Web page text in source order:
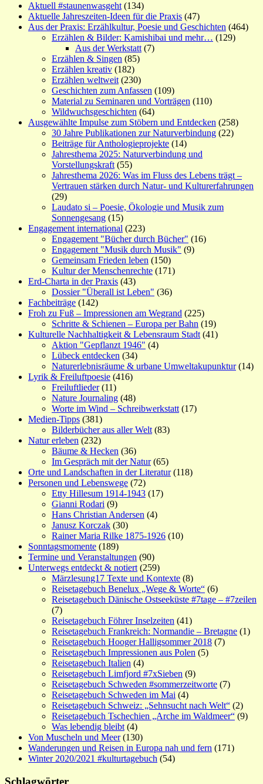
Aktuell #staunenwasgeht (134)
Aktuelle Jahreszeiten-Ideen für die Praxis (47)
Aus der Praxis: Erzählkultur, Poesie und Geschichten (464)
Erzählen & Bilder: Kamishibai und mehr… (129)
Aus der Werkstatt (7)
Erzählen & Singen (85)
Erzählen kreativ (182)
Erzählen weltweit (230)
Geschichten zum Anfassen (109)
Material zu Seminaren und Vorträgen (110)
Wildwuchsgeschichten (64)
Ausgewählte Impulse zum Stöbern und Entdecken (258)
30 Jahre Publikationen zur Naturverbindung (22)
Beiträge für Anthologieprojekte (14)
Jahresthema 2025: Naturverbindung und
Vorstellungskraft (55)
Jahresthema 2026: Was im Fluss des Lebens trägt –
Vertrauen stärken durch Natur- und Kulturerfahrungen
(29)
Laudato si – Poesie, Ökologie und Musik zum
Sonnengesang (15)
Engagement international (223)
Engagement "Bücher durch Bücher" (16)
Engagement "Musik durch Musik" (9)
Gemeinsam Frieden leben (150)
Kultur der Menschenrechte (171)
Erd-Charta in der Praxis (43)
Dossier "Überall ist Leben" (36)
Fachbeiträge (142)
Froh zu Fuß – Impressionen am Wegrand (225)
Schritte & Schienen – Europa per Bahn (19)
Kulturelle Nachhaltigkeit & Lebensraum Stadt (41)
Aktion "Gepflanzt 1946" (4)
Lübeck entdecken (34)
Naturerlebnisräume & urbane Umweltakupunktur(14)
Lyrik & Freiluftpoesie (416)
Freiluftlieder(11)
Nature Journaling (48)
Worte im Wind – Schreibwerkstatt (17)
Medien-Tipps (381)
Bilderbücher aus aller Welt (83)
Natur erleben (232)
Bäume & Hecken (36)
Im Gespräch mit der Natur(65)
Orte und Landschaften in der Literatur(118)
Personen und Lebenswege (72)
Etty Hillesum 1914-1943 (17)
Gianni Rodari (9)
Hans Christian Andersen (4)
Janusz Korczak (30)
Rainer Maria Rilke 1875-1926 (10)
Sonntagsmomente (189)
Termine und Veranstaltungen (90)
Unterwegs entdeckt & notiert (259)
Märzlesung17 Texte und Kontexte (8)
Reisetagebuch Benelux „Wege & Worte“ (6)
Reisetagebuch Dänische Ostseeküste #7tage – #7zeilen
(7)
Reisetagebuch Föhrer Inselzeiten (41)
Reisetagebuch Frankreich: Normandie – Bretagne (1)
Reisetagebuch Hooger Halligsommer 2018 (7)
Reisetagebuch Impressionen aus Polen (5)
Reisetagebuch Italien (4)
Reisetagebuch Limfjord #7xSieben (9)
Reisetagebuch Schweden #sommerzeitworte (7)
Reisetagebuch Schweden im Mai (4)
Reisetagebuch Schweiz: „Sehnsucht nach Welt“ (2)
Reisetagebuch Tschechien „Arche im Waldmeer“ (9)
Was lebendig bleibt (4)
Von Muscheln und Meer(130)
Wanderungen und Reisen in Europa nah und fern (171)
Winter 2020/2021 #kulturtagebuch (54)
Schlagwörter